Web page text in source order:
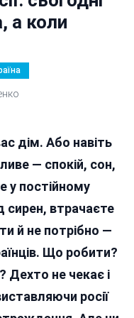
а коли
дім. Або навіть
— спокій, сон,
у постійному
сирен, втрачаєте
й не потрібно —
Що робити?
Дехто не чекає і
росії